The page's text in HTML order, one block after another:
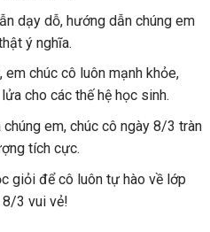
dạy dỗ, hướng dẫn chúng em
ý nghĩa.
em chúc cô luôn mạnh khỏe,
cho các thế hệ học sinh.
em, chúc cô ngày 8/3 tràn
tích cực.
giỏi để cô luôn tự hào về lớp
8/3 vui vẻ!